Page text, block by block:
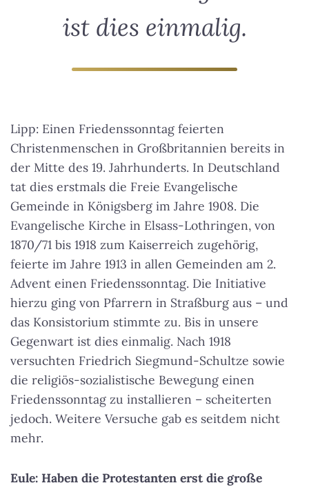
ist dies einmalig.
Lipp: Einen Friedenssonntag feierten
Christenmenschen in Großbritannien bereits in
der Mitte des 19. Jahrhunderts. In Deutschland
tat dies erstmals die Freie Evangelische
Gemeinde in Königsberg im Jahre 1908. Die
Evangelische Kirche in Elsass-Lothringen, von
1870/71 bis 1918 zum Kaiserreich zugehörig,
feierte im Jahre 1913 in allen Gemeinden am 2.
Advent einen Friedenssonntag. Die Initiative
hierzu ging von Pfarrern in Straßburg aus – und
das Konsistorium stimmte zu. Bis in unsere
Gegenwart ist dies einmalig. Nach 1918
versuchten Friedrich Siegmund-Schultze sowie
die religiös-sozialistische Bewegung einen
Friedenssonntag zu installieren – scheiterten
jedoch. Weitere Versuche gab es seitdem nicht
mehr.
Eule: Haben die Protestanten erst die große